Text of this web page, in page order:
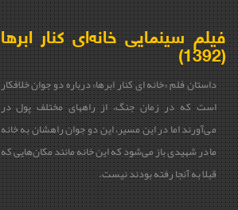
فیلم سینمایی خانه‌ای کنار ابرها
(1392)
داستان فلم «خانه ای کنار ابرها» درباره دو جوان خلافکار
است که در زمان جنگ، از راههای مختلف پول در
می‌آورند اما در این مسیر، این دو جوان راهشان به خانه
مادر شهیدی باز می‌شود که این خانه مانند مکان‌هایی که
قبلا به آنجا رفته بودند نیست.